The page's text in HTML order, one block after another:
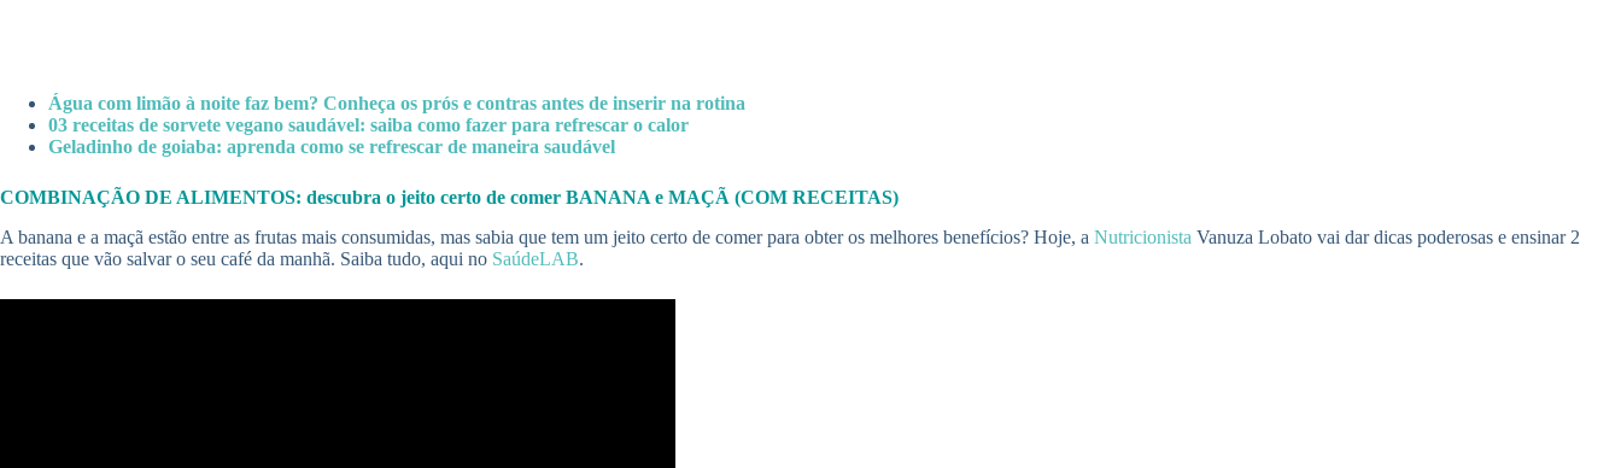
Água com limão à noite faz bem? Conheça os prós e contras antes de inserir na rotina
03 receitas de sorvete vegano saudável: saiba como fazer para refrescar o calor
Geladinho de goiaba: aprenda como se refrescar de maneira saudável
COMBINAÇÃO DE ALIMENTOS: descubra o jeito certo de comer BANANA e MAÇÃ (COM RECEITAS)
A banana e a maçã estão entre as frutas mais consumidas, mas sabia que tem um jeito certo de comer para obter os melhores benefícios? Hoje, a Nutricionista Vanuza Lobato vai dar dicas poderosas e ensinar 2
receitas que vão salvar o seu café da manhã. Saiba tudo, aqui no SaúdeLAB.